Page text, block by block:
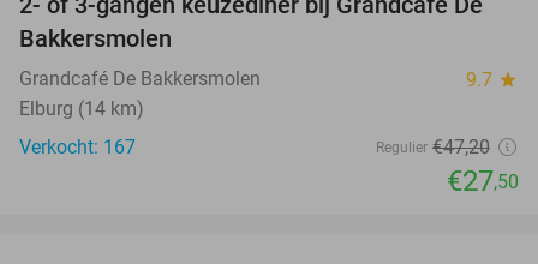
42%
Bakkersmolen
Grandcafé De Bakkersmolen 9.7 star
Elburg (14 km)
Verkocht: 167
Regulier €47,20
€27,50